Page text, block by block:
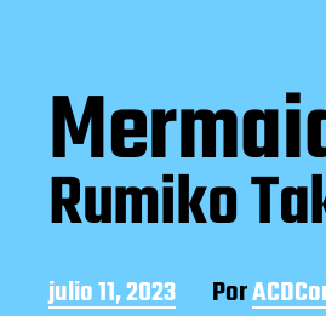
Rumiko
F
julio 11, 2023 Por